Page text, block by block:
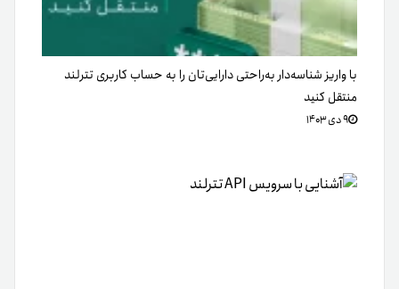
با واریز شناسه‌دار به‌راحتی دارایی‌تان را به حساب کاربری تترلند
منتقل کنید
۹ دی ۱۴۰۳